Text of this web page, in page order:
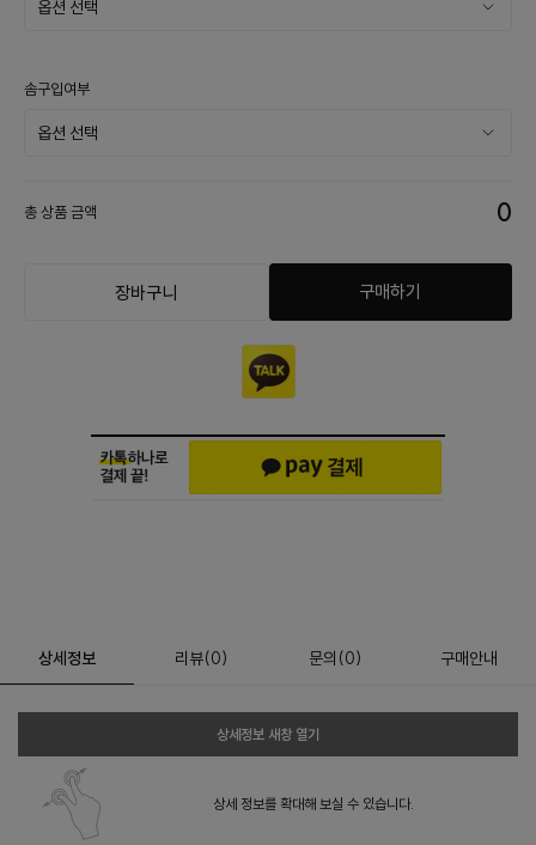
솜구입여부
총 상품 금액 0
장바구니 구매하기
상세정보 리뷰(0) 문의 (0) 구매안내
상세정보 새창 열기
상세 정보를 확대해 보실 수 있습니다.